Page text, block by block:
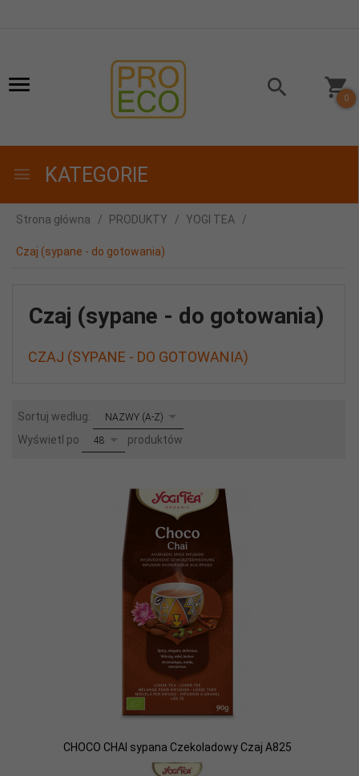
0
KATEGORIE
Strona główna PRODUKTY YOGI TEA
Czaj (sypane - do gotowania)
Czaj (sypane - do gotowania)
CZAJ (SYPANE - DO GOTOWANIA)
Sortuj według: sortNAZWY (A-Z)
Wyświetl po pop48 produktów
CHOCO CHAI sypana Czekoladowy Czaj A825